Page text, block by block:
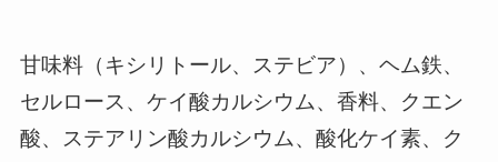
甘味料（キシリトール、ステビア）、ヘム鉄、
セルロース、ケイ酸カルシウム、香料、クエン
酸、ステアリン酸カルシウム、酸化ケイ素、ク